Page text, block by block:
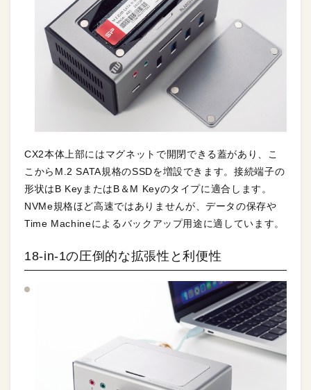
CX2本体上部にはマグネットで開閉できる蓋があり、こ
こからM.2 SATA規格のSSDを増設できます。接続端子の
形状はB KeyまたはB＆M Keyのタイプに適合します。
NVMe規格ほど高速ではありませんが、データの保存や
Time Machineによるバックアップ用途に適しています。
18-in-1の圧倒的な拡張性と利便性